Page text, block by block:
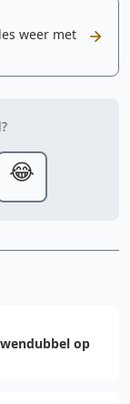
weer met
😂
op